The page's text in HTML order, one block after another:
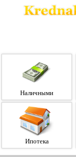
Наличными
Ипотека